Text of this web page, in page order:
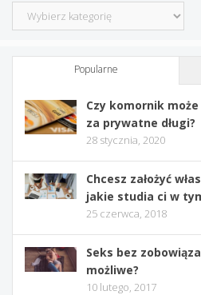
Kategorie
Popularne
Czy komornik
za prywatne długi?
28 stycznia, 2020
Chcesz założyć
jakie studia ci w
25 czerwca, 2018
Seks bez
możliwe?
10 lutego, 2017